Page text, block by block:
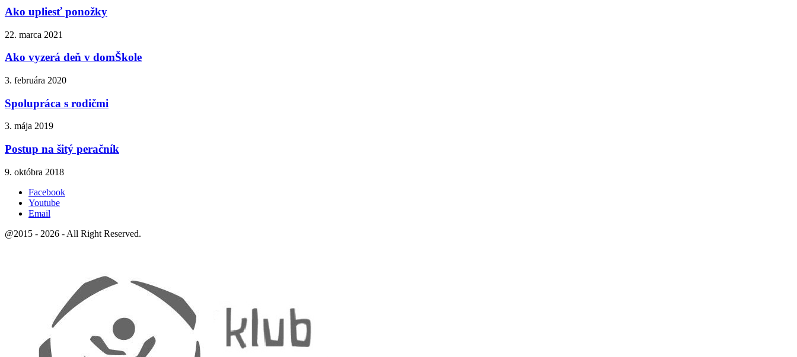
Ako upliesť ponožky
22. marca 2021
Ako vyzerá deň v domŠkole
3. februára 2020
Spolupráca s rodičmi
3. mája 2019
Postup na šitý peračník
9. októbra 2018
Facebook
Youtube
Email
@2015 - 2026 - All Right Reserved.